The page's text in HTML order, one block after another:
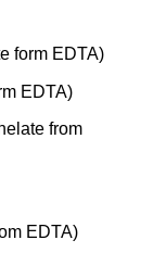
form EDTA)
EDTA)
from
EDTA)